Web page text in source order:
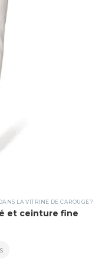
LA VITRINE DE CAROUGE?
et ceinture fine